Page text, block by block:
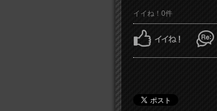
イイね！0件